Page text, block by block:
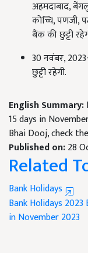
अहमदाबाद,
कोच्चि, पणजी,
बैंक की छुट्टी
30 नवंबर,
छुट्टी रहेगी.
English Summary:
15 days in
Bhai Dooj, check
Published on:28
Related
Bank Holidays
Bank Holidays 2023
in November 2023